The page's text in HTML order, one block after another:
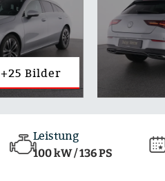
+25 Bilder
Leistung
100 kW / 136 PS